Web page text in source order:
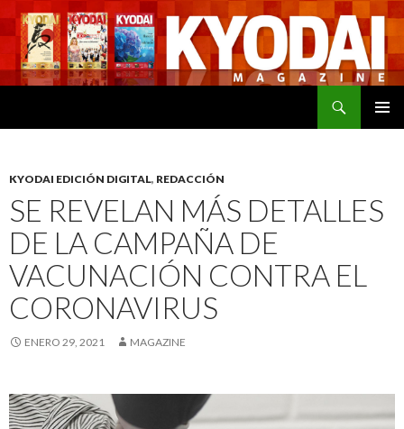
KYODAI EDICIÓN DIGITAL, REDACCIÓN
SE REVELAN MÁS DETALLES
DE LA CAMPAÑA DE
VACUNACIÓN CONTRA EL
CORONAVIRUS
ENERO 29, 2021 MAGAZINE